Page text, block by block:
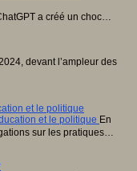
a créé un choc…
devant l’ampleur des
et le politique
En
sur les pratiques…